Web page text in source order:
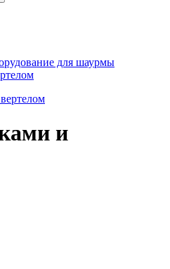
для шаурмы
и